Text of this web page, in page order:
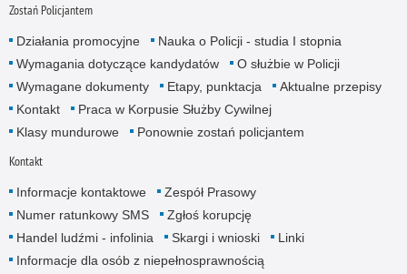
Zostań Policjantem
Działania promocyjne
Nauka o Policji - studia I stopnia
Wymagania dotyczące kandydatów
O służbie w Policji
Wymagane dokumenty
Etapy, punktacja
Aktualne przepisy
Kontakt
Praca w Korpusie Służby Cywilnej
Klasy mundurowe
Ponownie zostań policjantem
Kontakt
Informacje kontaktowe
Zespół Prasowy
Numer ratunkowy SMS
Zgłoś korupcję
Handel ludźmi - infolinia
Skargi i wnioski
Linki
Informacje dla osób z niepełnosprawnością